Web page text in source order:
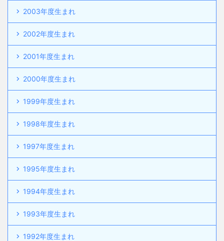
2003年度生まれ
2002年度生まれ
2001年度生まれ
2000年度生まれ
1999年度生まれ
1998年度生まれ
1997年度生まれ
1995年度生まれ
1994年度生まれ
1993年度生まれ
1992年度生まれ